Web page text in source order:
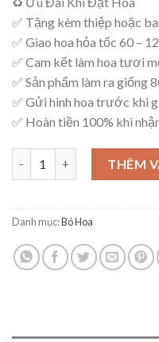
là:
✅ Tặng kèm thiệp hoặc
✅ Giao hoa hỏa tốc 60 –
✅ Cam kết làm hoa tươi
✅ Sản phẩm làm ra giống
✅ Gửi hình hoa trước khi
✅ Hoàn tiền 100% khi
Bó Hoa Tinh Tế - B2 số
THÊM
Danh mục:Bó Hoa